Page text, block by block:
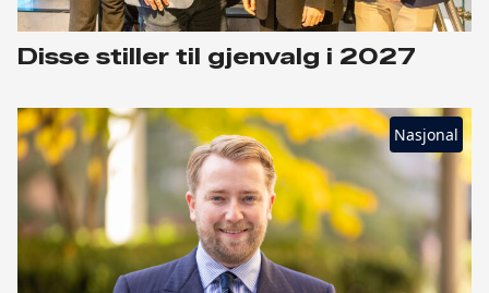
Disse stiller til gjenvalg i 2027
Nasjonal